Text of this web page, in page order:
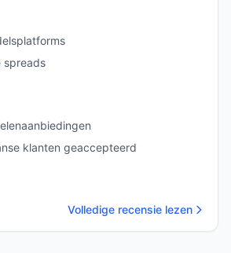
spreads
klanten geaccepteerd
Volledige recensie lezen